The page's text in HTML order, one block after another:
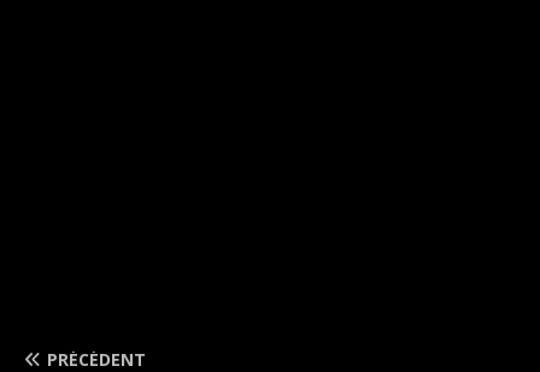
PRÉCÉDENT